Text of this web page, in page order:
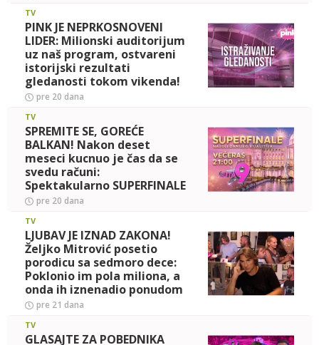
TV
PINK JE NEPRKOSNOVENI
LIDER: Milionski auditorijum
uz naš program, ostvareni
istorijski rezultati
gledanosti tokom vikenda!
pre 20 dana
TV
SPREMITE SE, GOREĆE
BALKAN! Nakon deset
meseci kucnuo je čas da se
svedu računi:
Spektakularno SUPERFINALE
ELITE 9 VEČERAS UŽIVO na
pre 20 dana
TV
LJUBAV JE IZNAD ZAKONA!
Željko Mitrović posetio
porodicu sa sedmoro dece:
Poklonio im pola miliona, a
onda ih iznenadio ponudom
koja se ne odbija! (VI
pre 21 dana
TV
GLASAJTE ZA POBEDNIKA